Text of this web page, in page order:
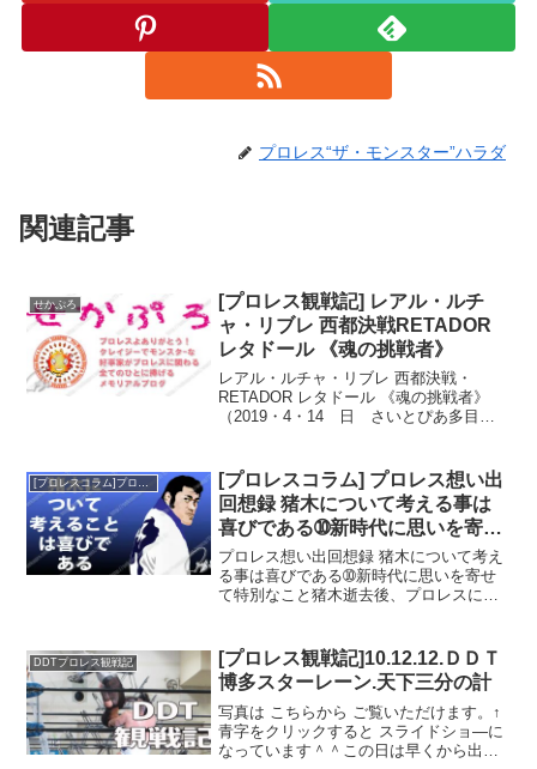
プロレス“ザ・モンスター”ハラダ
関連記事
せかぷろ
[プロレス観戦記] レアル・ルチ
ャ・リブレ 西都決戦RETADOR
レタドール 《魂の挑戦者》
レアル・ルチャ・リブレ 西都決戦・
RETADOR レタドール 《魂の挑戦者》
（2019・4・14 日 さいとぴあ多目的
ルの大会があるのだが、今年はなかった
みたい。みたい...
[プロレスコラム]プロレス想い出回想録
[プロレスコラム] プロレス想い出
回想録 猪木について考える事は
喜びである➉新時代に思いを寄せ
て
プロレス想い出回想録 猪木について考え
る事は喜びである➉新時代に思いを寄せ
て特別なこと猪木逝去後、プロレスに特
観続けてはきたが、周りにも私以上にプ
ロレスを観続けている人...
DDTプロレス観戦記
[プロレス観戦記]10.12.12.ＤＤＴ
博多スターレーン.天下三分の計
写真は こちらから ご覧いただけます。↑
青字をクリックすると スライドショ―に
なっています＾＾この日は早くから出